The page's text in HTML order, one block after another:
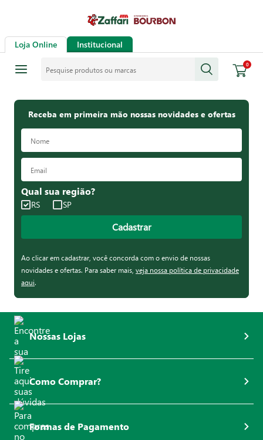
Loja Online Institucional
0
Receba em primeira mão nossas novidades e ofertas
Qual sua região?
RS SP
Cadastrar
Ao clicar em cadastrar, você concorda com o envio de nossas
novidades e ofertas. Para saber mais, veja nossa política de privacidade
aqui.
Nossas Lojas
Como Comprar?
Formas de Pagamento